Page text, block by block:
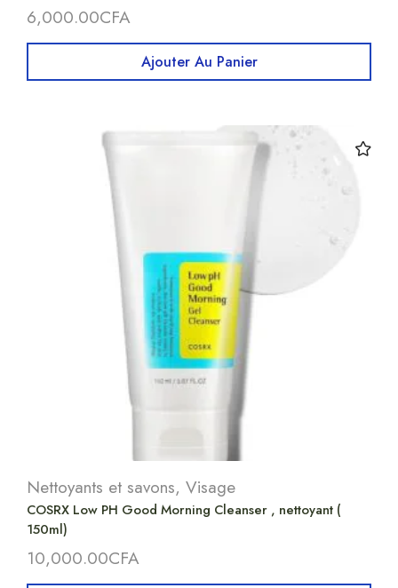
6,000.00CFA
Ajouter Au Panier
Nettoyants et savons, Visage
COSRX Low PH Good Morning Cleanser , nettoyant (
150ml)
10,000.00CFA